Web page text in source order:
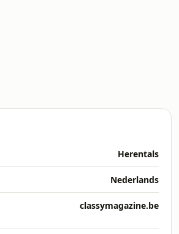
Herentals
Nederlands
classymagazine.be